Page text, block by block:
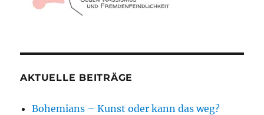
AKTUELLE BEITRÄGE
Bohemians – Kunst oder kann das weg?